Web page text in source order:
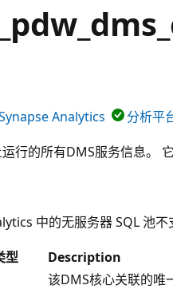
Analytics
分析平
行的所有DMS服务信息。
中的无服务器 SQL 池不
型 Description
该DMS核心关联的唯